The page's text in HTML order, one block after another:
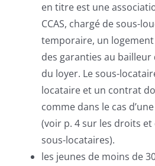
en titre est une
CCAS, chargé de sous-
temporaire, un
des garanties au
du loyer. Le sous-
locataire et un contrat
comme dans le cas
(voir p. 4 sur les droits
sous-locataires).
les jeunes de moins de